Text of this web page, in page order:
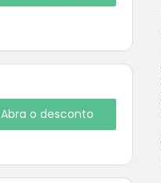
Abra o desconto